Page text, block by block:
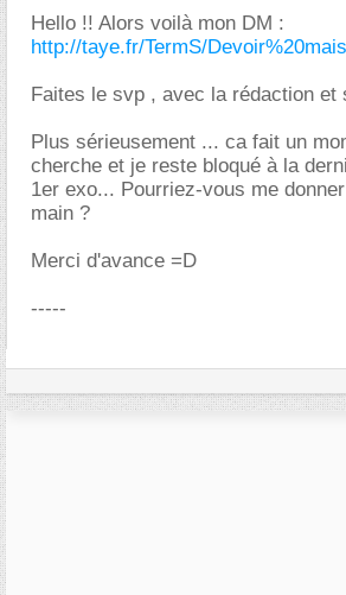
Hello !! Alors voilà mon DM :
http://taye.fr/TermS/
Faites le svp , avec la rédaction et
Plus sérieusement ... ca fait un
cherche et je reste bloqué à la
1er exo... Pourriez-vous me
main ?
Merci d'avance =D
-----